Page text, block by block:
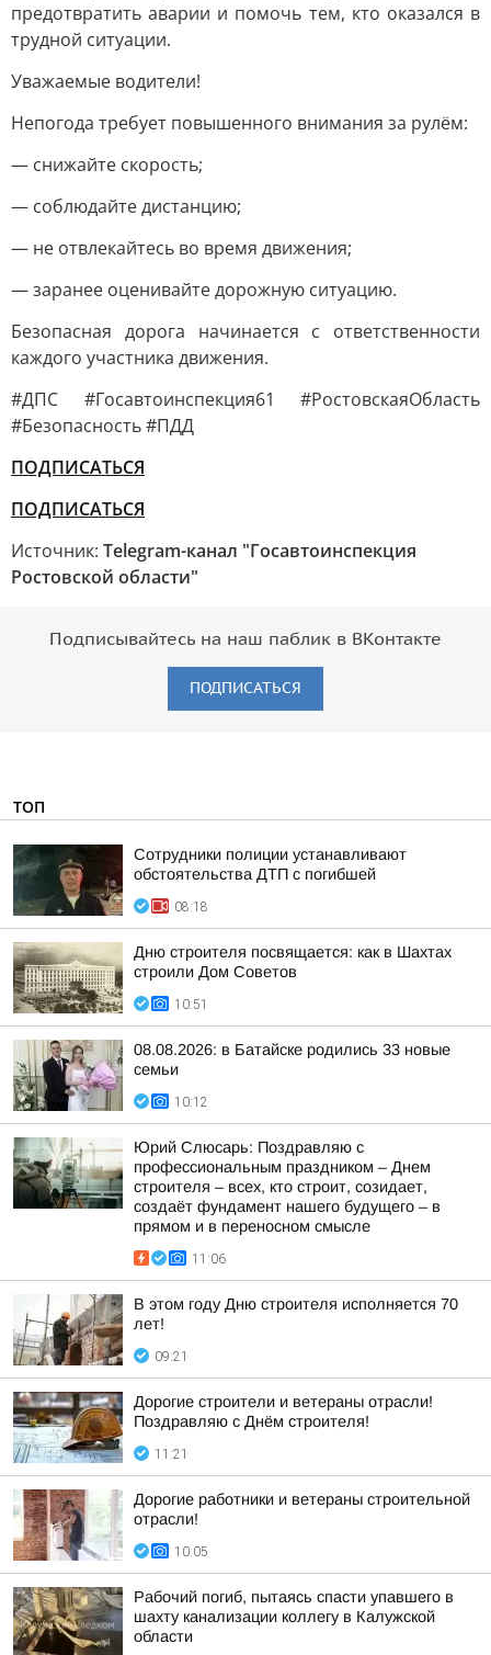
предотвратить аварии и помочь тем, кто оказался в
трудной ситуации.
Уважаемые водители!
Непогода требует повышенного внимания за рулём:
— снижайте скорость;
— соблюдайте дистанцию;
— не отвлекайтесь во время движения;
— заранее оценивайте дорожную ситуацию.
Безопасная дорога начинается с ответственности
каждого участника движения.
#ДПС #Госавтоинспекция61 #РостовскаяОбласть
#Безопасность #ПДД
ПОДПИСАТЬСЯ
ПОДПИСАТЬСЯ
Источник: Telegram-канал "Госавтоинспекция
Ростовской области"
Подписывайтесь на наш паблик в ВКонтакте
ПОДПИСАТЬСЯ
ТОП
Сотрудники полиции устанавливают
обстоятельства ДТП с погибшей
08:18
Дню строителя посвящается: как в Шахтах
строили Дом Советов
10:51
08.08.2026: в Батайске родились 33 новые
семьи
10:12
Юрий Слюсарь: Поздравляю с
профессиональным праздником – Днем
строителя – всех, кто строит, созидает,
создаёт фундамент нашего будущего – в
прямом и в переносном смысле
11:06
В этом году Дню строителя исполняется 70
лет!
09:21
Дорогие строители и ветераны отрасли!
Поздравляю с Днём строителя!
11:21
Дорогие работники и ветераны строительной
отрасли!
10:05
Рабочий погиб, пытаясь спасти упавшего в
шахту канализации коллегу в Калужской
области